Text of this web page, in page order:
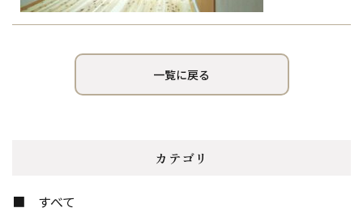
一覧に戻る
カテゴリ
すべて